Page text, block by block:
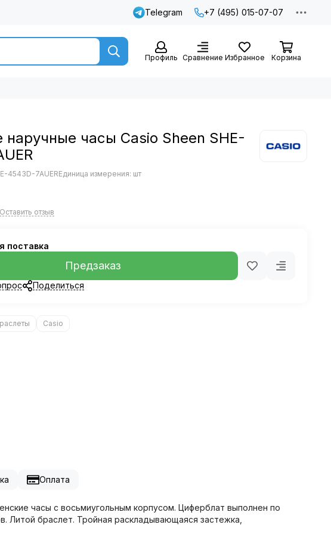
Telegram +7 (495) 015-07-07
Профиль Сравнение Избранное Корзина
наручные часы Casio Sheen SHE-
4543D-7AUERЕдиница измерения: шт
Оставить отзыв
поставка
Предзаказ
Поделиться
Casio
Оплата
часы с восьмиугольным корпусом. Циферблат выполнен по
Литой браслет. Тройная раскладывающаяся застежка,